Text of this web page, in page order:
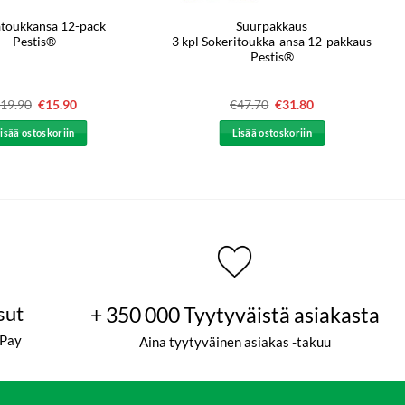
12-pack
Pestis®
19.90 Alkuperäinen
oli:
€19.90.
€15.90Nykyinen
ostoskoriin
Suurpakkaus
3 kpl Sokeritoukka-ansa 12-pakkaus
Pestis®
€47.70 Alkuperäinen
oli:
€47.70.
€31.80
Lisää ostoskoriin
+ 350 000 Tyytyväistä asiakasta
Aina tyytyväinen asiakas -takuu